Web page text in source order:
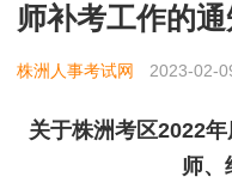
师补考工作的通
株洲人事考试网 2023-02-
关于株洲考区2022
师、